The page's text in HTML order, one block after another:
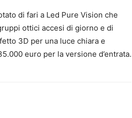
di fari a Led Pure Vision che
ottici accesi di giorno e di
3D per una luce chiara e
euro per la versione d’entrata.